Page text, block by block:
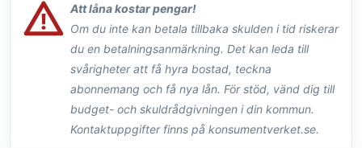
Att låna kostar pengar!
Om du inte kan betala tillbaka skulden i tid riskerar
du en betalningsanmärkning. Det kan leda till
svårigheter att få hyra bostad, teckna
abonnemang och få nya lån. För stöd, vänd dig till
budget- och skuldrådgivningen i din kommun.
Kontaktuppgifter finns på konsumentverket.se.